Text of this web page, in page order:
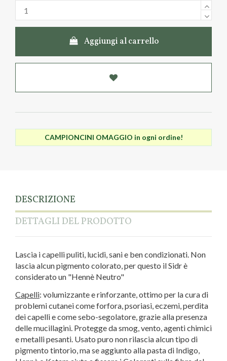
Aggiungi al carrello
CAMPIONCINI OMAGGIO in ogni ordine!
DESCRIZIONE
DETTAGLI DEL PRODOTTO
Lascia i capelli puliti, lucidi, sani e ben condizionati. Non
lascia alcun pigmento colorato, per questo il Sidr è
considerato un "Hennè Neutro"
Capelli: volumizzante e rinforzante, ottimo per la cura di
problemi cutanei come forfora, psoriasi, eczemi, perdita
dei capelli e come sebo-segolatore, grazie alla presenza
delle mucillagini. Protegge da smog, vento, agenti chimici
e metalli pesanti. Usato puro non rilascia alcun tipo di
pigmento tintorio, ma se aggiunto alla pasta di Indigo,